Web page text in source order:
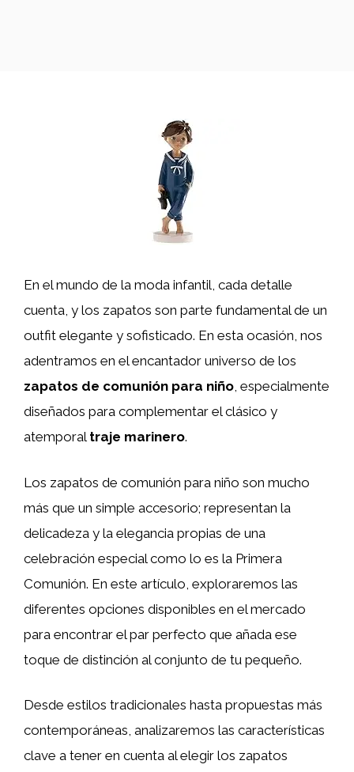
En el mundo de la moda infantil, cada detalle
cuenta, y los zapatos son parte fundamental de un
outfit elegante y sofisticado. En esta ocasión, nos
adentramos en el encantador universo de los
zapatos de comunión para niño, especialmente
diseñados para complementar el clásico y
atemporal traje marinero.
Los zapatos de comunión para niño son mucho
más que un simple accesorio; representan la
delicadeza y la elegancia propias de una
celebración especial como lo es la Primera
Comunión. En este artículo, exploraremos las
diferentes opciones disponibles en el mercado
para encontrar el par perfecto que añada ese
toque de distinción al conjunto de tu pequeño.
Desde estilos tradicionales hasta propuestas más
contemporáneas, analizaremos las características
clave a tener en cuenta al elegir los zapatos